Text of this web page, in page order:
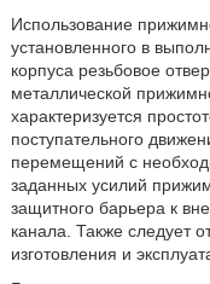
Использование
установленного в
корпуса резьбовое
металлической
характеризуется
поступательного
перемещений с
заданных усилий
защитного барьера к
канала. Также следует
изготовления и